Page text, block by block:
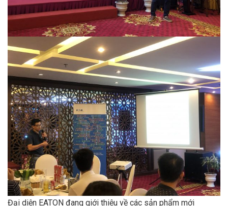
Đại diện EATON đang giới thiệu về các sản phẩm mới